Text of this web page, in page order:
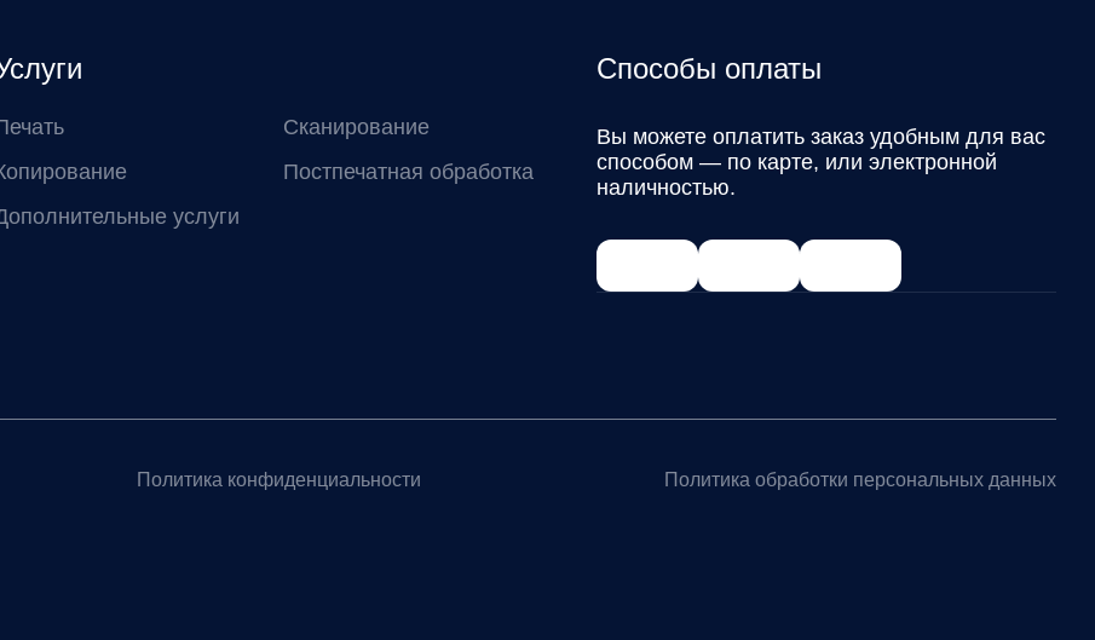
Сканирование
Постпечатная обработка
услуги
Способы оплаты
Вы можете оплатить заказ удобным для вас
способом — по карте, или электронной
наличностью.
Политика конфиденциальности Политика обработки персональных данных